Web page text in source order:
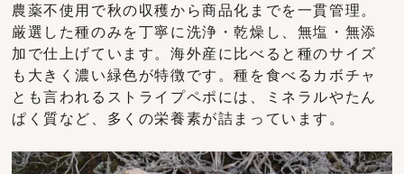
農薬不使用で秋の収穫から商品化までを一貫管理。
厳選した種のみを丁寧に洗浄・乾燥し、無塩・無添
加で仕上げています。海外産に比べると種のサイズ
も大きく濃い緑色が特徴です。種を食べるカボチャ
とも言われるストライプペポには、ミネラルやたん
ぱく質など、多くの栄養素が詰まっています。